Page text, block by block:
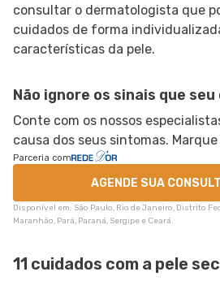
consultar o dermatologista que
cuidados de forma
características da pele.
Não ignore os sinais que
Conte com os nossos
causa dos seus sintomas.
Parceria com
AGENDE SUA
Disponível em: São Paulo, Rio de Janeiro, Distrito
Maranhão, Pará, Paraná, Sergipe e Ceará.
11 cuidados com a pele